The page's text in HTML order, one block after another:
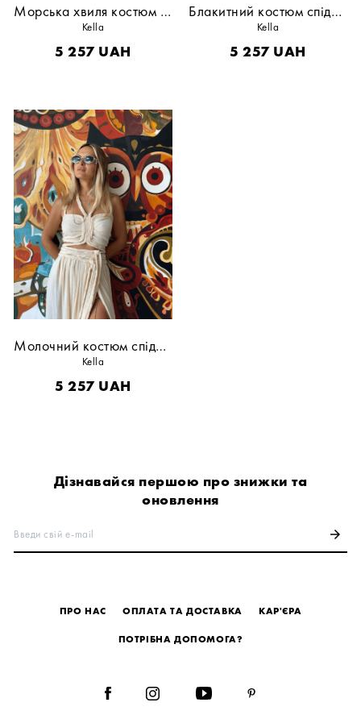
Морська хвиля костюм спідничний
Kella
5 257 UAH
Блакитний костюм спідничний
Kella
5 257 UAH
Молочний костюм спідничний
Kella
5 257 UAH
Дізнавайся першою про знижки та
оновлення
Введи свій e-mail arrow_forward
ПРО НАС ОПЛАТА ТА ДОСТАВКА КАР'ЄРА
ПОТРІБНА ДОПОМОГА?